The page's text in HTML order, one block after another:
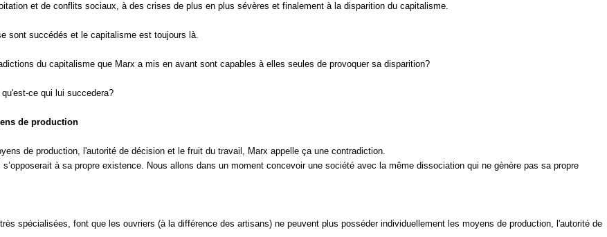
et de conflits sociaux, à des crises de plus en plus sévères et finalement à la disparition du capitalisme.
sont succédés et le capitalisme est toujours là.
du capitalisme que Marx a mis en avant sont capables à elles seules de provoquer sa disparition?
ce qui lui succedera?
de production
de production, l'autorité de décision et le fruit du travail, Marx appelle ça une contradiction.
à sa propre existence. Nous allons dans un moment concevoir une société avec la même dissociation qui ne gènère pas sa propre
spécialisées, font que les ouvriers (à la différence des artisans) ne peuvent plus posséder individuellement les moyens de production, l'autorité de